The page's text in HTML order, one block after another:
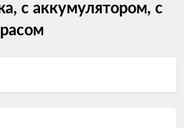
с аккумулятором, с